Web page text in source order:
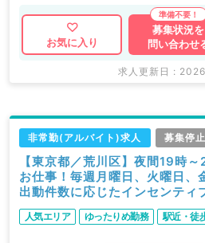
お気に入り
募集状況を
問い合わせ
求人更新日 :
非常勤(アルバイト)求人 募集停止
【東京都／荒川区】夜間19時
お仕事！毎週月曜日、火曜日、
出動件数に応じたインセンテ
まいの先生◎自宅からの送迎有
勤）
人気エリア ゆったりめ勤務 駅近・徒